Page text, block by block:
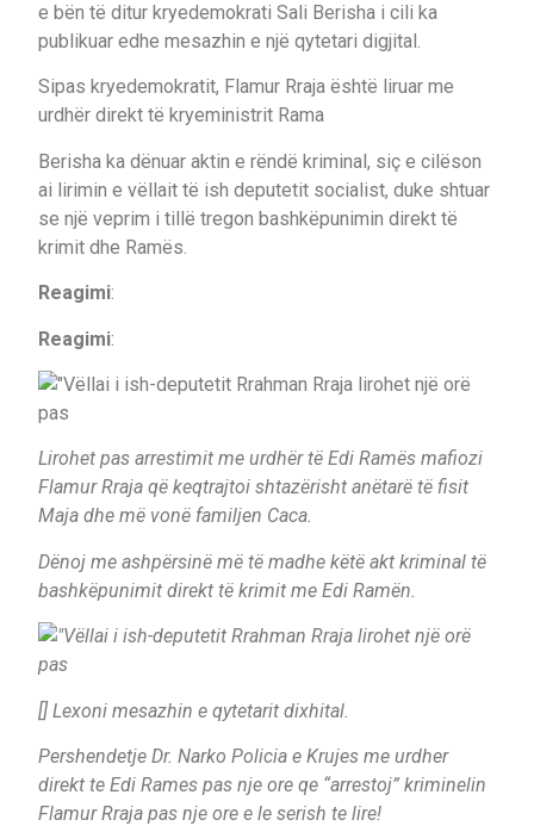
e bën të ditur kryedemokrati Sali Berisha i cili ka
publikuar edhe mesazhin e një qytetari digjital.
Sipas kryedemokratit, Flamur Rraja është liruar me
urdhër direkt të kryeministrit Rama
Berisha ka dënuar aktin e rëndë kriminal, siç e cilëson
ai lirimin e vëllait të ish deputetit socialist, duke shtuar
se një veprim i tillë tregon bashkëpunimin direkt të
krimit dhe Ramës.
Reagimi:
Reagimi:
Lirohet pas arrestimit me urdhër të Edi Ramës mafiozi
Flamur Rraja që keqtrajtoi shtazërisht anëtarë të fisit
Maja dhe më vonë familjen Caca.
Dënoj me ashpërsinë më të madhe këtë akt kriminal të
bashkëpunimit direkt të krimit me Edi Ramën.
[] Lexoni mesazhin e qytetarit dixhital.
Pershendetje Dr. Narko Policia e Krujes me urdher
direkt te Edi Rames pas nje ore qe “arrestoj” kriminelin
Flamur Rraja pas nje ore e le serish te lire!